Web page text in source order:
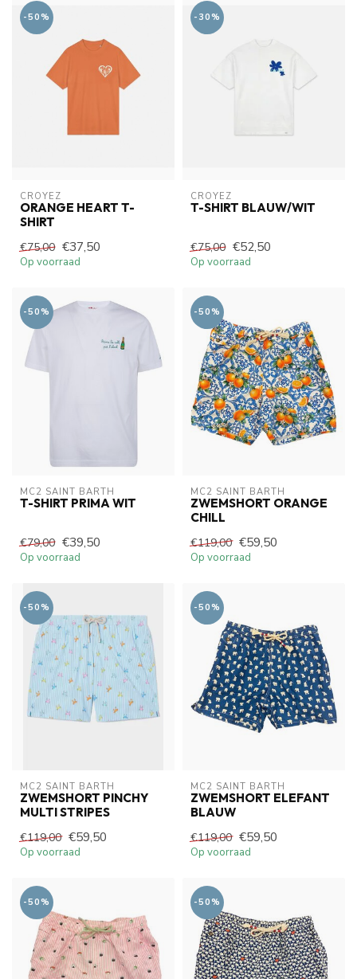
-50%
CROYEZ
ORANGE HEART T-
SHIRT
€75,00 €37,50
Op voorraad
-30%
CROYEZ
T-SHIRT BLAUW/WIT
€75,00 €52,50
Op voorraad
-50%
MC2 SAINT BARTH
T-SHIRT PRIMA WIT
€79,00 €39,50
Op voorraad
-50%
MC2 SAINT BARTH
ZWEMSHORT ORANGE
CHILL
€119,00 €59,50
Op voorraad
-50%
MC2 SAINT BARTH
ZWEMSHORT PINCHY
MULTI STRIPES
€119,00 €59,50
Op voorraad
-50%
MC2 SAINT BARTH
ZWEMSHORT ELEFANT
BLAUW
€119,00 €59,50
Op voorraad
-50% -50%